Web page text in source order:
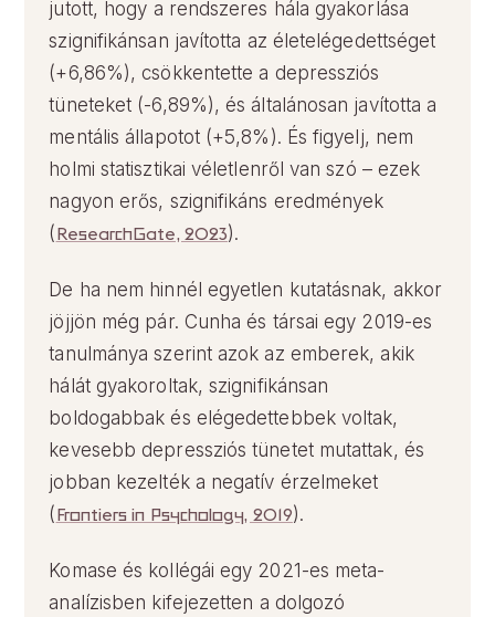
jutott, hogy a rendszeres hála gyakorlása
szignifikánsan javította az életelégedettséget
(+6,86%), csökkentette a depressziós
tüneteket (-6,89%), és általánosan javította a
mentális állapotot (+5,8%). És figyelj, nem
holmi statisztikai véletlenről van szó – ezek
nagyon erős, szignifikáns eredmények
(ResearchGate, 2023).
De ha nem hinnél egyetlen kutatásnak, akkor
jöjjön még pár. Cunha és társai egy 2019-es
tanulmánya szerint azok az emberek, akik
hálát gyakoroltak, szignifikánsan
boldogabbak és elégedettebbek voltak,
kevesebb depressziós tünetet mutattak, és
jobban kezelték a negatív érzelmeket
(Frontiers in Psychology, 2019).
Komase és kollégái egy 2021-es meta-
analízisben kifejezetten a dolgozó